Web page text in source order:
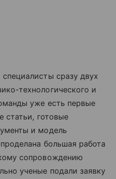
сразу двух
технологического и
уже есть первые
статьи, готовые
и модель
большая работа
сопровождению
ученые подали заявку